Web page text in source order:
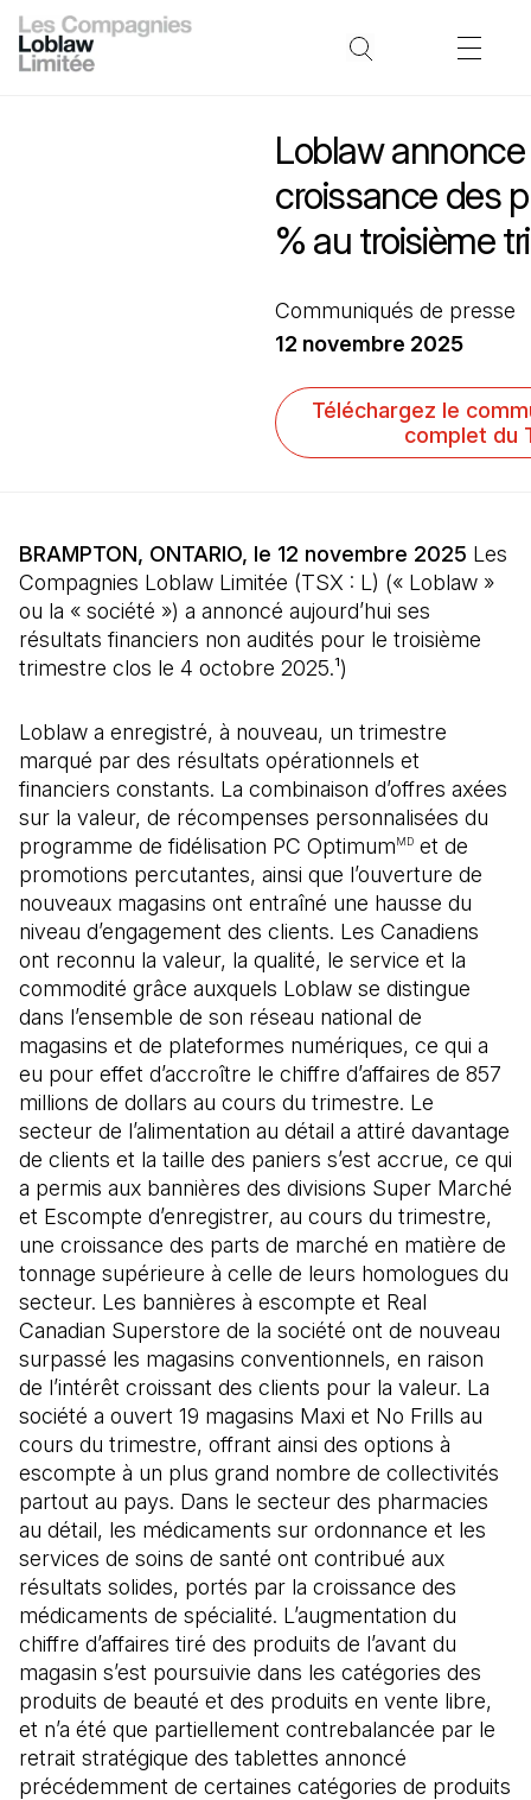
Loblaw
croissance des
% au troisième
Communiqués de presse
12 novembre 2025
Téléchargez le
complet du
BRAMPTON, ONTARIO, le 12 novembre 2025 Les
Compagnies Loblaw Limitée (TSX : L) (« Loblaw »
ou la « société ») a annoncé aujourd’hui ses
résultats financiers non audités pour le troisième
trimestre clos le 4 octobre 2025.¹)
Loblaw a enregistré, à nouveau, un trimestre
marqué par des résultats opérationnels et
financiers constants. La combinaison d’offres axées
sur la valeur, de récompenses personnalisées du
programme de fidélisation PC OptimumMD et de
promotions percutantes, ainsi que l’ouverture de
nouveaux magasins ont entraîné une hausse du
niveau d’engagement des clients. Les Canadiens
ont reconnu la valeur, la qualité, le service et la
commodité grâce auxquels Loblaw se distingue
dans l’ensemble de son réseau national de
magasins et de plateformes numériques, ce qui a
eu pour effet d’accroître le chiffre d’affaires de 857
millions de dollars au cours du trimestre. Le
secteur de l’alimentation au détail a attiré davantage
de clients et la taille des paniers s’est accrue, ce qui
a permis aux bannières des divisions Super Marché
et Escompte d’enregistrer, au cours du trimestre,
une croissance des parts de marché en matière de
tonnage supérieure à celle de leurs homologues du
secteur. Les bannières à escompte et Real
Canadian Superstore de la société ont de nouveau
surpassé les magasins conventionnels, en raison
de l’intérêt croissant des clients pour la valeur. La
société a ouvert 19 magasins Maxi et No Frills au
cours du trimestre, offrant ainsi des options à
escompte à un plus grand nombre de collectivités
partout au pays. Dans le secteur des pharmacies
au détail, les médicaments sur ordonnance et les
services de soins de santé ont contribué aux
résultats solides, portés par la croissance des
médicaments de spécialité. L’augmentation du
chiffre d’affaires tiré des produits de l’avant du
magasin s’est poursuivie dans les catégories des
produits de beauté et des produits en vente libre,
et n’a été que partiellement contrebalancée par le
retrait stratégique des tablettes annoncé
précédemment de certaines catégories de produits